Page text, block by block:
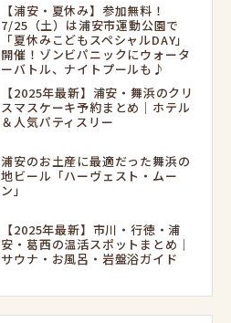
【浦安・夏休み】参加無料！
7/25（土）は浦安市運動公園で
「夏休みこどもスペシャルDAY」
開催！ゾンビパニックにウォータ
ーバトル、ナイトプールも♪
【2025年最新】浦安・舞浜のクリ
スマスケーキ予約まとめ｜ホテル
＆人気パティスリー
浦安のお土産に最適だった舞浜の
地ビール「ハーヴェスト・ムー
ン」
【2025年最新】市川・行徳・浦
安・葛西の温活スポットまとめ｜
サウナ・お風呂・岩盤浴ガイド